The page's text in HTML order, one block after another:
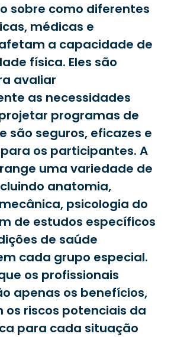
sobre como diferentes
médicas e
a capacidade de
física. Eles são
avaliar
as necessidades
programas de
são seguros, eficazes e
os participantes. A
uma variedade de
anatomia,
psicologia do
de estudos específicos
de saúde
cada grupo especial.
os profissionais
apenas os benefícios,
riscos potenciais da
para cada situação